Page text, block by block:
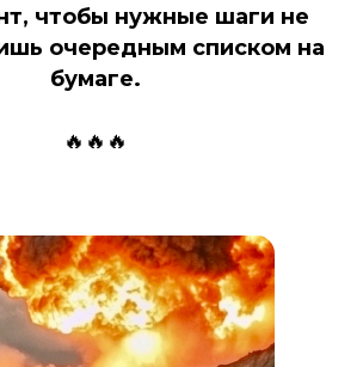
чтобы нужные шаги не
очередным списком на
бумаге.
🔥🔥🔥